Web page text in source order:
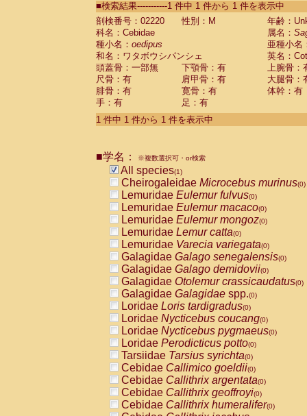
CebidaeSaguinus labiatus(0)
Cebidae Saguinus leucopus (0)
Cebidae
Cebidae
CebidaeSaguinus nigricollis (0)
Cebidae Saguinus oedipus
Cebidae Saguinus weddelli
Cebidae Saguinusspp.
Cebidae Aotus trivirgatus
Cebidae Cebus albifrons
CebidaeCebus nigrivittatus
CebidaeCebus
CebidaeSaimiri boliviensis(0)
CebidaeSaimiri sciureus(0)
AtelidaeAlouatta caraya(0)
AtelidaeAlouatta fusca(0)
AtelidaeAlouatta seniculus
AtelidaeAlouattaspp.(0)
AtelidaeAteles belzebuth(0)
AtelidaeAteles geoffroyi(0)
AtelidaeAteles paniscus(0)
AtelidaeAtelesspp.(0)
Atelidae Lagothrix lagothricha
AtelidaeLagothrix lagothricha cana
PitheciidaeCacajao calvus
PitheciidaeCallicebus cupreus
PitheciidaeCallicebus donacophilus
PitheciidaeCallicebus moloch
PitheciidaeCallicebus torquatus
PitheciidaeCallicebusspp.(0)
PitheciidaeChiropotes satanas(0)
■検索結果-----------1 件中 1 件から 1 件を表示中
剖検番号：02220
性別：M
年齢：
科名：Cebidae
属名：
種小名： oedipus
亜種小名
和名：ワタボウシパンシェ
英名：
頭蓋骨：一部無
下顎骨：有
上腕骨：
尺骨：有
肩甲骨：有
大腿骨：
腓骨：有
寛骨：有
体幹：有
手：有
足：有
1 件中 1 件から 1 件を表示中
■学名： ※複数選択可・or検索
All species(1)
Cheirogaleidae Microcebus murinus(0)
Lemuridae Eulemur fulvus(0)
Lemuridae Eulemur macaco(0)
Lemuridae Eulemur mongoz(0)
Lemuridae Lemur catta(0)
Lemuridae Varecia variegata(0)
Galagidae Galago senegalensis(0)
Galagidae Galago demidovii(0)
Galagidae Otolemur crassicaudatus(0)
Galagidae Galagidae spp.(0)
Loridae Loris tardigradus(0)
Loridae Nycticebus coucang(0)
Loridae Nycticebus pygmaeus(0)
Loridae Perodicticus potto(0)
Tarsiidae Tarsius syrichta(0)
Cebidae Callimico goeldii(0)
Cebidae Callithrix argentata(0)
Cebidae Callithrix geoffroyi(0)
Cebidae Callithrix humeralifer(0)